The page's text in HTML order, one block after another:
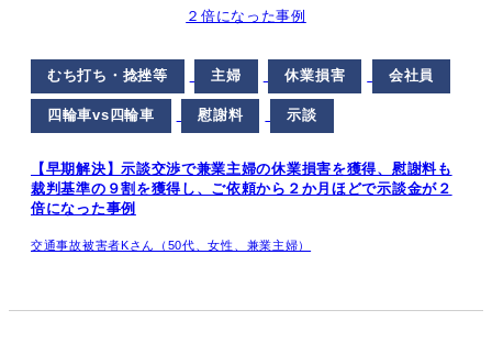
むち打ち・捻挫等 主婦 休業損害 会社員
四輪車vs四輪車 慰謝料 示談
【早期解決】示談交渉で兼業主婦の休業損害を獲得、慰謝料も
裁判基準の９割を獲得し、ご依頼から２か月ほどで示談金が２
倍になった事例
交通事故被害者Kさん（50代、女性、兼業主婦）